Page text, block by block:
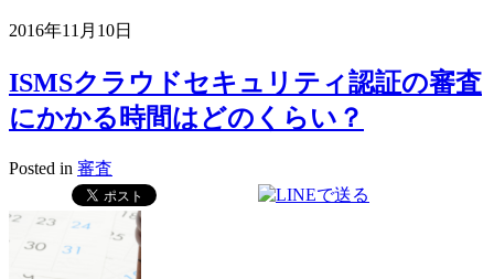
2016年11月10日
ISMSクラウドセキュリティ認証の審査
にかかる時間はどのくらい？
Posted in 審査